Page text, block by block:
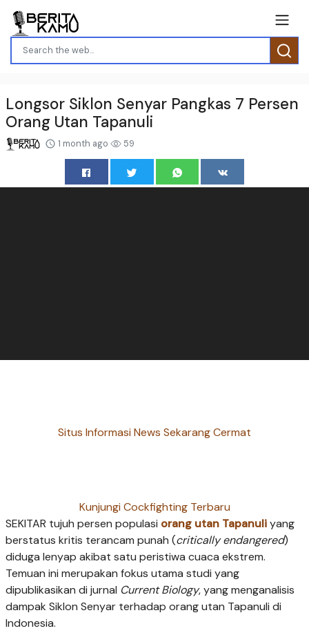
Longsor Siklon Senyar Pangkas 7 Persen
Orang Utan Tapanuli
1 month ago 59
Situs Informasi News Sekarang Cermat
Kunjungi Cockfighting Terbaru
SEKITAR tujuh persen populasi orang utan Tapanuliyang
berstatus kritis terancam punah (critically endangered)
diduga lenyap akibat satu peristiwa cuaca ekstrem.
Temuan ini merupakan fokus utama studi yang
dipublikasikan di jurnal Current Biology, yang menganalisis
dampak Siklon Senyar terhadap orang utan Tapanuli di
Indonesia.